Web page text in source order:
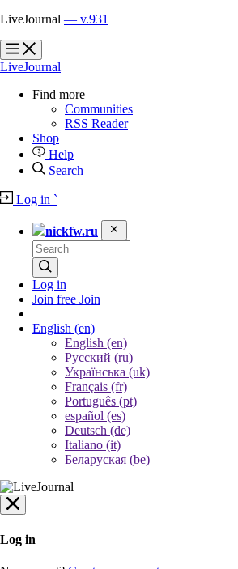
LiveJournal — v.931
?
?
LiveJournal
Find more
Communities
RSS Reader
Shop
Help
Search
Log in `
nickfw.ru
Log in
Join free Join
English (en)
English (en)
Русский (ru)
Українська (uk)
Français (fr)
Português (pt)
español (es)
Deutsch (de)
Italiano (it)
Беларуская (be)
Log in